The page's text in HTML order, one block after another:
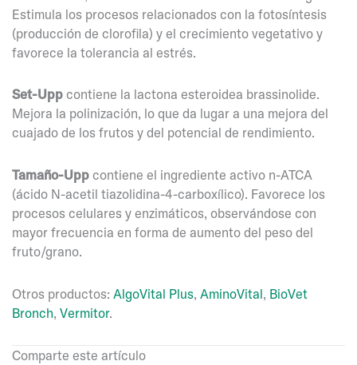
Estimula los procesos relacionados con la fotosíntesis
(producción de clorofila) y el crecimiento vegetativo y
favorece la tolerancia al estrés.
Set-Upp contiene la lactona esteroidea brassinolide.
Mejora la polinización, lo que da lugar a una mejora del
cuajado de los frutos y del potencial de rendimiento.
Tamaño-Upp contiene el ingrediente activo n-ATCA
(ácido N-acetil tiazolidina-4-carboxílico). Favorece los
procesos celulares y enzimáticos, observándose con
mayor frecuencia en forma de aumento del peso del
fruto/grano.
Otros productos: AlgoVital Plus, AminoVital, BioVet
Bronch, Vermitor.
Comparte este artículo